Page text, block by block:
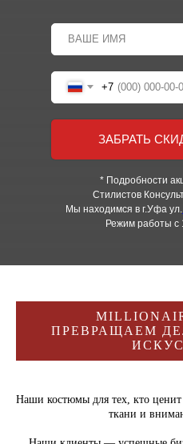
* Подробности
Стилистов
Мы находимся в г.Уфа ул.
Режим работы с
+7
ЗАБРАТЬ
ПРЕВРАЩАЕМ
Наши костюмы для тех, кто
ткани и